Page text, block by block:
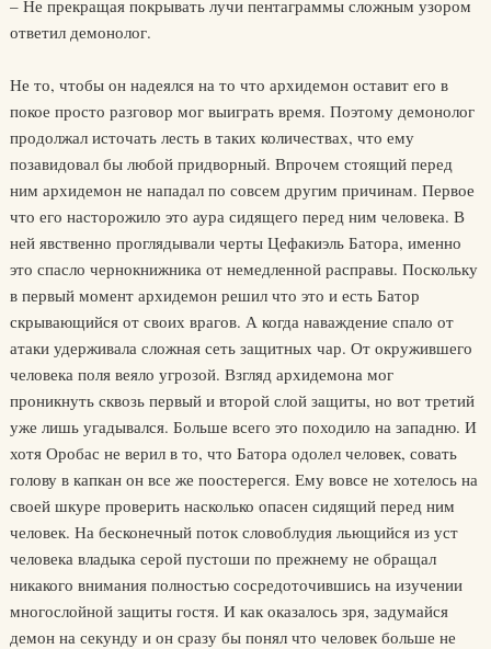
– Не прекращая покрывать лучи пентаграммы сложным узором
ответил демонолог.
Не то, чтобы он надеялся на то что архидемон оставит его в
покое просто разговор мог выиграть время. Поэтому демонолог
продолжал источать лесть в таких количествах, что ему
позавидовал бы любой придворный. Впрочем стоящий перед
ним архидемон не нападал по совсем другим причинам. Первое
что его насторожило это аура сидящего перед ним человека. В
ней явственно проглядывали черты Цефакиэль Батора, именно
это спасло чернокнижника от немедленной расправы. Поскольку
в первый момент архидемон решил что это и есть Батор
скрывающийся от своих врагов. А когда наваждение спало от
атаки удерживала сложная сеть защитных чар. От окружившего
человека поля веяло угрозой. Взгляд архидемона мог
проникнуть сквозь первый и второй слой защиты, но вот третий
уже лишь угадывался. Больше всего это походило на западню. И
хотя Оробас не верил в то, что Батора одолел человек, совать
голову в капкан он все же поостерегся. Ему вовсе не хотелось на
своей шкуре проверить насколько опасен сидящий перед ним
человек. На бесконечный поток словоблудия льющийся из уст
человека владыка серой пустоши по прежнему не обращал
никакого внимания полностью сосредоточившись на изучении
многослойной защиты гостя. И как оказалось зря, задумайся
демон на секунду и он сразу бы понял что человек больше не